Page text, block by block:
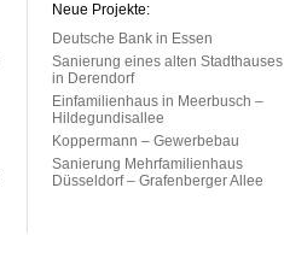
Neue Projekte:
Deutsche Bank in Essen
Sanierung eines alten Stadthauses
in Derendorf
Einfamilienhaus in Meerbusch –
Hildegundisallee
Koppermann – Gewerbebau
Sanierung Mehrfamilienhaus
Düsseldorf – Grafenberger Allee